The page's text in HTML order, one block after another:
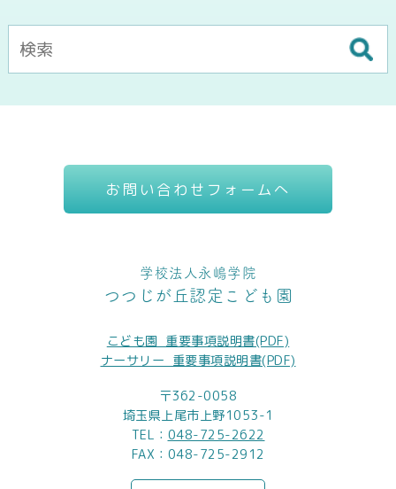
お問い合わせフォームへ
学校法人永嶋学院
つつじが丘認定こども園
こども園_重要事項説明書(PDF)
ナーサリー_重要事項説明書(PDF)
〒362-0058
埼玉県上尾市上野1053-1
TEL： 048-725-2622
FAX：048-725-2912